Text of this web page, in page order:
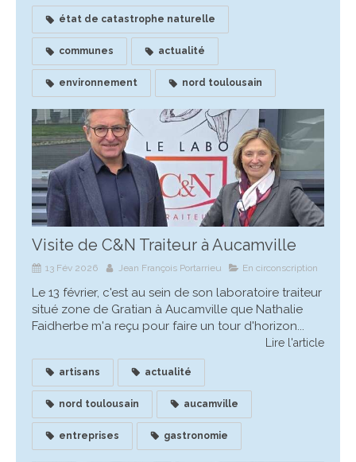
état de catastrophe naturelle
communes actualité
environnement nord toulousain
Visite de C&N Traiteur à Aucamville
13 Fév 2026 Jean François Portarrieu En circonscription
Le 13 février, c'est au sein de son laboratoire traiteur
situé zone de Gratian à Aucamville que Nathalie
Faidherbe m'a reçu pour faire un tour d'horizon...
Lire l'article
artisans actualité
nord toulousain aucamville
entreprises gastronomie